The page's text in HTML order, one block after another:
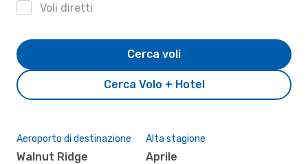
Voli diretti
Cerca Volo + Hotel
Cerca voli
Aeroporto di destinazione
Walnut Ridge
Alta stagione
aprile